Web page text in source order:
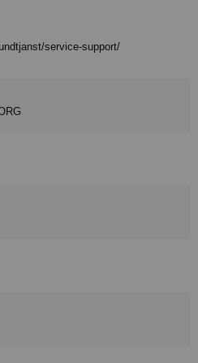
service-support/